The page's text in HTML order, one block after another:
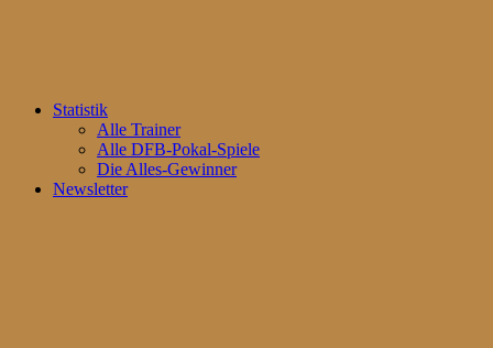
Statistik
Alle Trainer
Alle DFB-Pokal-Spiele
Die Alles-Gewinner
Newsletter